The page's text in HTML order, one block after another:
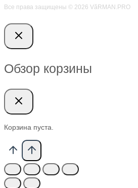
Все права защищены © 2026 VӑRMAN.PRO
Обзор корзины
Корзина пуста.